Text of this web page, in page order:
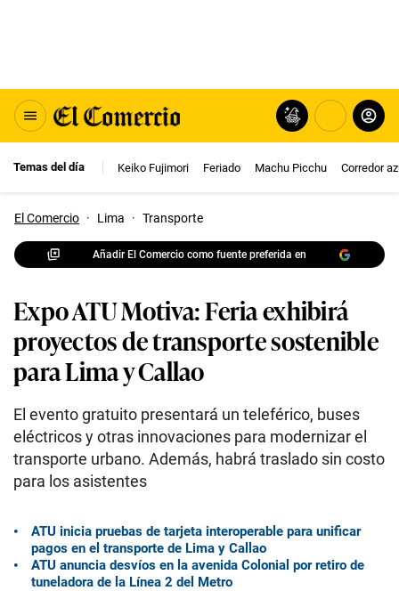
Temas del día Keiko Fujimori Feriado Machu Picchu Corredor
El Comercio · Lima · Transporte
Añadir El Comercio como fuente preferida en
Expo ATU Motiva: Feria exhibirá
proyectos de transporte sostenible
para Lima y Callao
El evento gratuito presentará un teleférico, buses
eléctricos y otras innovaciones para modernizar el
transporte urbano. Además, habrá traslado sin costo
para los asistentes
ATU inicia pruebas de tarjeta interoperable para unificar
pagos en el transporte de Lima y Callao
ATU anuncia desvíos en la avenida Colonial por retiro de
tuneladora de la Línea 2 del Metro